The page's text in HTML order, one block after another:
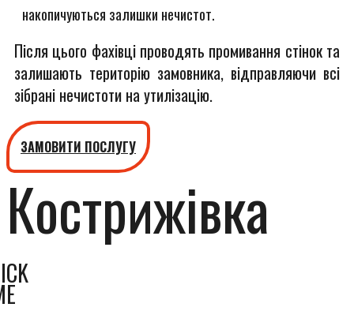
накопичуються залишки нечистот.
Після цього фахівці проводять промивання стінок та
залишають територію замовника, відправляючи всі
зібрані нечистоти на утилізацію.
ЗАМОВИТИ ПОСЛУГУ
Кострижівка